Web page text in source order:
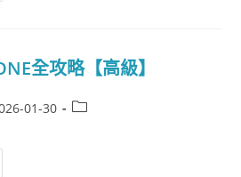
全攻略【高級】
01-30